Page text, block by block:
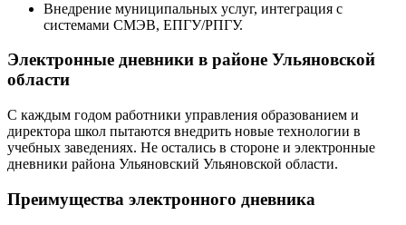
Внедрение муниципальных услуг, интеграция с
системами СМЭВ, ЕПГУ/РПГУ.
Электронные дневники в районе Ульяновской
области
С каждым годом работники управления образованием и
директора школ пытаются внедрить новые технологии в
учебных заведениях. Не остались в стороне и электронные
дневники района Ульяновский Ульяновской области.
Преимущества электронного дневника